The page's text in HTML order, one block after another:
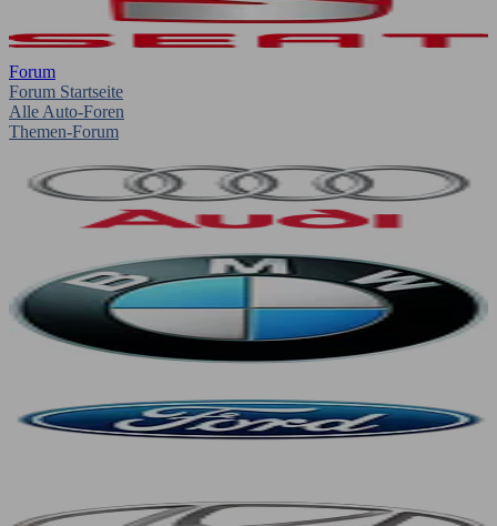
Forum
Forum Startseite
Alle Auto-Foren
Themen-Forum